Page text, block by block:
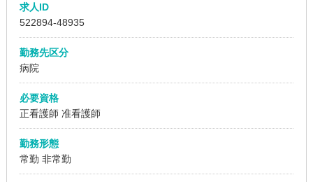
求人ID
522894-48935
勤務先区分
病院
必要資格
正看護師 准看護師
勤務形態
常勤 非常勤